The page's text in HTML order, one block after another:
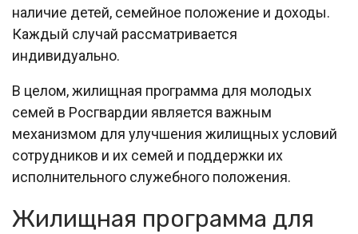
наличие детей, семейное положение и доходы.
Каждый случай рассматривается
индивидуально.
В целом, жилищная программа для молодых
семей в Росгвардии является важным
механизмом для улучшения жилищных условий
сотрудников и их семей и поддержки их
исполнительного служебного положения.
Жилищная программа для